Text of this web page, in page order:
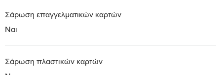
Σάρωση επαγγελματικών καρτών
Ναι
Σάρωση πλαστικών καρτών